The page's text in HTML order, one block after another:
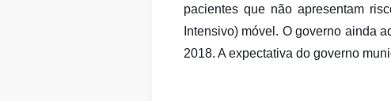
pacientes que não apresentam
Intensivo) móvel. O governo ainda
2018. A expectativa do governo